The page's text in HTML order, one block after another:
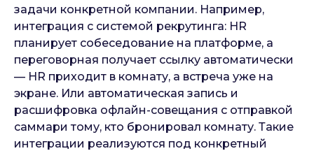
задачи конкретной компании. Например,
интеграция с системой рекрутинга: HR
планирует собеседование на платформе, а
переговорная получает ссылку автоматически
— HR приходит в комнату, а встреча уже на
экране. Или автоматическая запись и
расшифровка офлайн-совещания с отправкой
саммари тому, кто бронировал комнату. Такие
интеграции реализуются под конкретный